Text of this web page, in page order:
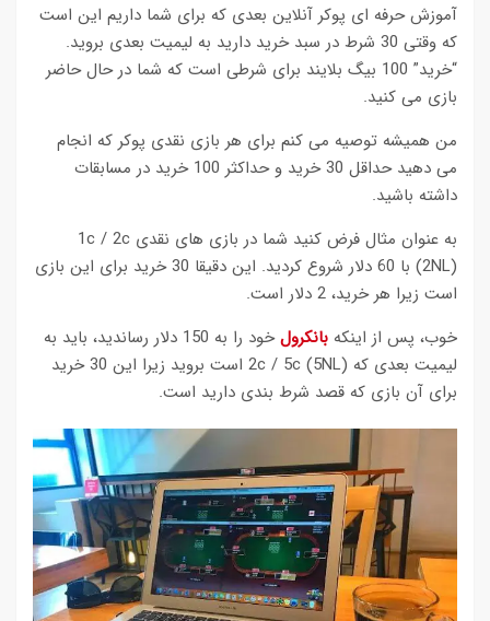
آموزش حرفه ای پوکر آنلاین بعدی که برای شما داریم این است
که وقتی 30 شرط در سبد خرید دارید به لیمیت بعدی بروید.
“خرید” 100 بیگ بلایند برای شرطی است که شما در حال حاضر
بازی می کنید.
من همیشه توصیه می کنم برای هر بازی نقدی پوکر که انجام
می دهید حداقل 30 خرید و حداکثر 100 خرید در مسابقات
داشته باشید.
به عنوان مثال فرض کنید شما در بازی های نقدی 1c / 2c
(2NL) با 60 دلار شروع کردید. این دقیقا 30 خرید برای این بازی
است زیرا هر خرید، 2 دلار است.
خوب، پس از اینکه بانکرول
خود را به 150 دلار رساندید، باید به
لیمیت بعدی که 2c / 5c (5NL) است بروید زیرا این 30 خرید
برای آن بازی که قصد شرط بندی دارید است.